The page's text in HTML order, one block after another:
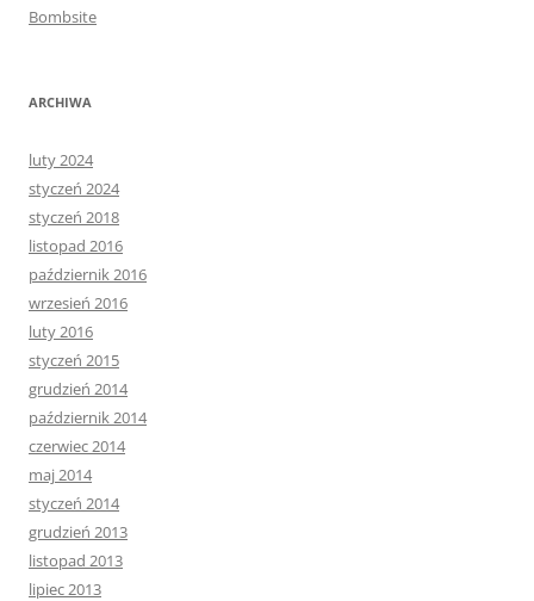
Bombsite
ARCHIWA
luty 2024
styczeń 2024
styczeń 2018
listopad 2016
październik 2016
wrzesień 2016
luty 2016
styczeń 2015
grudzień 2014
październik 2014
czerwiec 2014
maj 2014
styczeń 2014
grudzień 2013
listopad 2013
lipiec 2013